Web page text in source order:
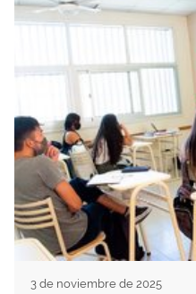
3 de noviembre de 2025